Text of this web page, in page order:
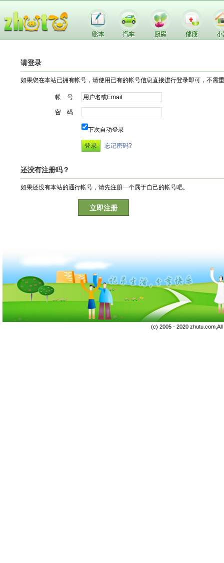
请登录
如果您在本站已拥有帐号，请使用已有的帐号信息直接进行登录即可，不需
帐 号
密 码
下次自动登录
忘记密码?
还没有注册吗？
如果还没有本站的通行帐号，请先注册一个属于自己的帐号吧。
立即注册
(c) 2005 - 2020